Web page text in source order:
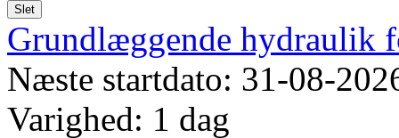
Slet
Grundlæggende hydraulik
Næste startdato: 31-08-
Varighed: 1 dag